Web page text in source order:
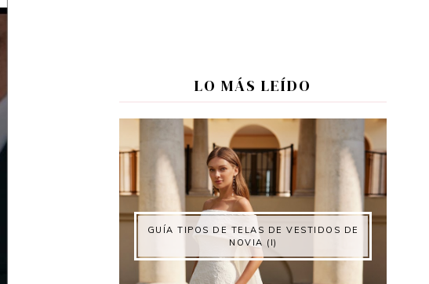
LO MÁS LEÍDO
GUÍA TIPOS DE TELAS DE VESTIDOS DE
NOVIA (I)